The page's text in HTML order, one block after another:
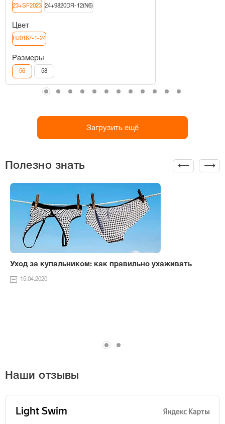
23+SF2023 24+9820DR-12(N6)
Цвет
HJ0167-1-24
Размеры
56 58
Загрузить ещё
Полезно знать
Уход за купальником: как правильно ухаживать
15.04.2020
Наши отзывы